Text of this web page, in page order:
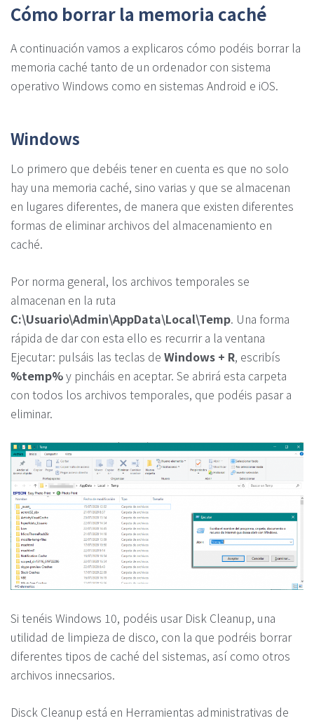
Cómo borrar la memoria caché
A continuación vamos a explicaros cómo podéis borrar la
memoria caché tanto de un ordenador con sistema
operativo Windows como en sistemas Android e iOS.
Windows
Lo primero que debéis tener en cuenta es que no solo
hay una memoria caché, sino varias y que se almacenan
en lugares diferentes, de manera que existen diferentes
formas de eliminar archivos del almacenamiento en
caché.
Por norma general, los archivos temporales se
almacenan en la ruta
C:\Usuario\Admin\AppData\Local\Temp. Una forma
rápida de dar con esta ello es recurrir a la ventana
Ejecutar: pulsáis las teclas de Windows + R, escribís
%temp%y pincháis en aceptar. Se abrirá esta carpeta
con todos los archivos temporales, que podéis pasar a
eliminar.
Si tenéis Windows 10, podéis usar Disk Cleanup, una
utilidad de limpieza de disco, con la que podréis borrar
diferentes tipos de caché del sistemas, así como otros
archivos innecsarios.
Disck Cleanup está en Herramientas administrativas de